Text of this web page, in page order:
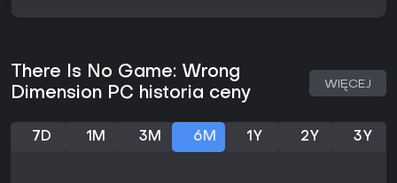
There Is No Game: Wrong
Dimension PC historia ceny
WIĘCEJ
7D 1M 3M 6M 1Y 2Y 3Y